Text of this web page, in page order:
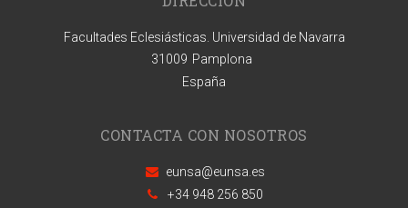
Facultades Eclesiásticas. Universidad de Navarra
31009 Pamplona
España
CONTACTA CON NOSOTROS
eunsa@eunsa.es
+34 948 256 850